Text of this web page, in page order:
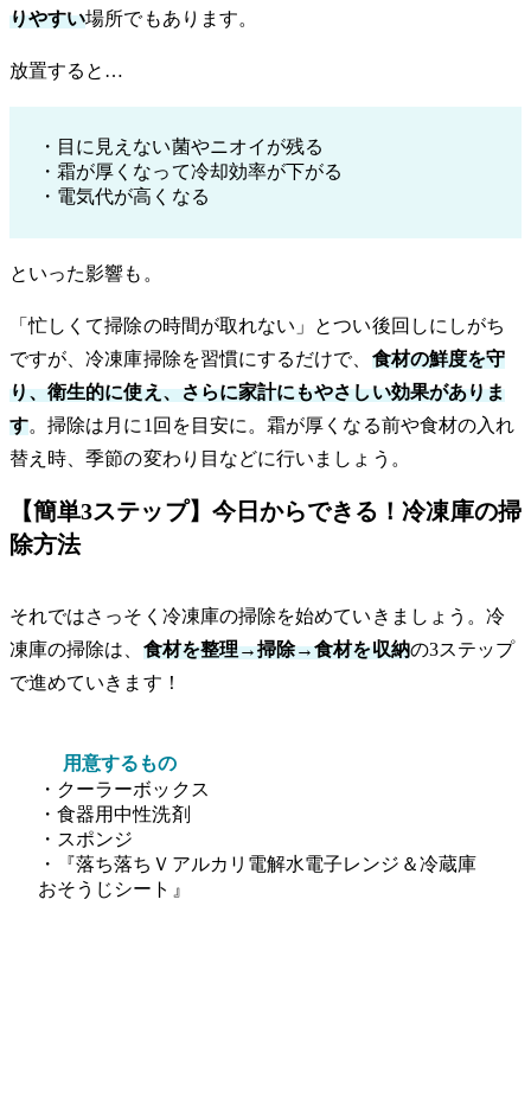
りやすい場所でもあります。
放置すると…
・目に見えない菌やニオイが残る
・霜が厚くなって冷却効率が下がる
・電気代が高くなる
といった影響も。
「忙しくて掃除の時間が取れない」とつい後回しにしがち
ですが、冷凍庫掃除を習慣にするだけで、 食材の鮮度を守
り、衛生的に使え、さらに家計にもやさしい効果がありま
す。掃除は月に1回を目安に。霜が厚くなる前や食材の入れ
替え時、季節の変わり目などに行いましょう。
【簡単3ステップ】今日からできる！冷凍庫の掃
除方法
それではさっそく冷凍庫の掃除を始めていきましょう。冷
凍庫の掃除は、 食材を整理→掃除→食材を収納の3ステップ
で進めていきます！
用意するもの
・クーラーボックス
・食器用中性洗剤
・スポンジ
・『落ち落ちＶアルカリ電解水電子レンジ＆冷蔵庫
おそうじシート』